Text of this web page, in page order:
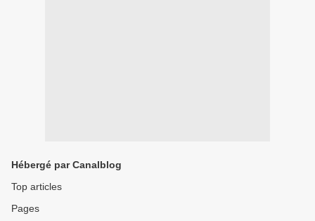
Hébergé par Canalblog
Top articles
Pages